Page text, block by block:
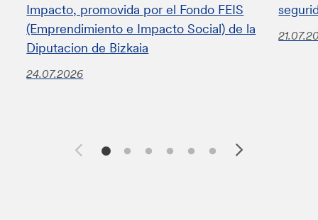
Impacto, promovida por el Fondo FEIS
(Emprendimiento e Impacto Social) de la
Diputacion de Bizkaia
24.07.2026